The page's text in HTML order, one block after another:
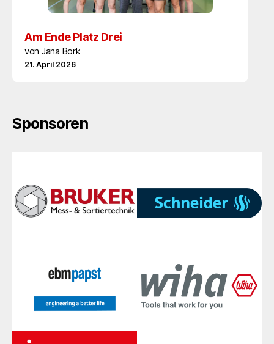
Am Ende Platz Drei
von Jana Bork
21. April 2026
Sponsoren